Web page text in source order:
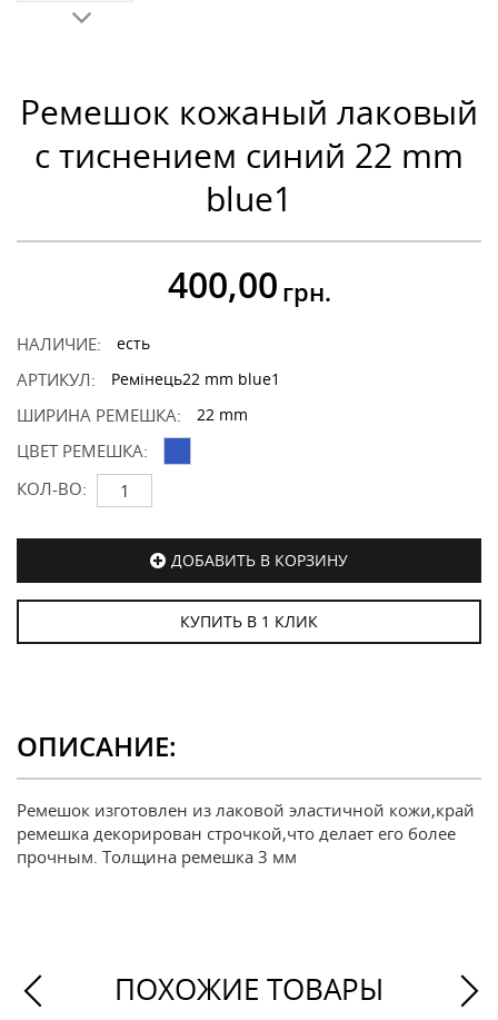
Ремешок кожаный лаковый
с тиснением синий 22 mm
blue1
400,00 грн.
НАЛИЧИЕ: есть
АРТИКУЛ: Ремінець22 mm blue1
ШИРИНА РЕМЕШКА: 22 mm
ЦВЕТ РЕМЕШКА:
КОЛ-ВО:
ДОБАВИТЬ В КОРЗИНУ
КУПИТЬ В 1 КЛИК
ОПИСАНИЕ:
Ремешок изготовлен из лаковой эластичной кожи,край
ремешка декорирован строчкой,что делает его более
прочным. Толщина ремешка 3 мм
ПОХОЖИЕ ТОВАРЫ